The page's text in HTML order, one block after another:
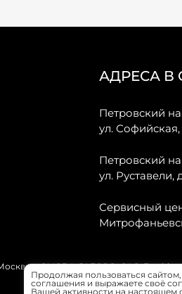
АДРЕСА В
Петровский
ул. Софийская,
Петровский
ул. Руставели,
Сервисный
OMODA, JAECOO, GAC,
Продолжая пользоваться
соглашения и выражаете своё
Вашей активности на настоящем